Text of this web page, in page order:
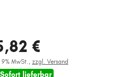
€
MwSt., zzgl. Versand
Sofort lieferbar